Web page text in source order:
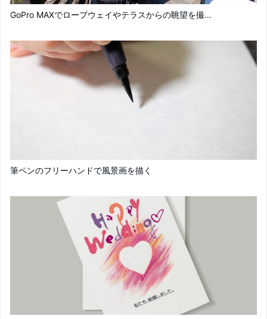
GoPro MAXでロープウェイやテラスからの眺望を撮...
筆ペンのフリーハンドで風景画を描く